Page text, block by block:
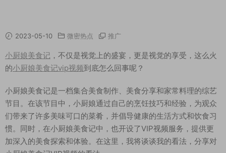
2023-05-10 微密热点 推广
小厨娘美食记 ，不仅是视觉上的盛宴，更是视觉的享受，这么火
的小厨娘美食记vip视频到底怎么回事呢？
小厨娘美食记是一档集合美食制作、美食分享和家常料理的综艺
节目。在该节目中，小厨娘通过自己的烹饪技巧和经验，为观众
们带来了许多美味可口的菜肴，并倡导健康的生活方式和饮食习
惯。同时，在小厨娘美食记中，也开设了VIP视频服务，提供更
加深入的美食探索和体验。在这里，我将谈谈我的看法，分享对